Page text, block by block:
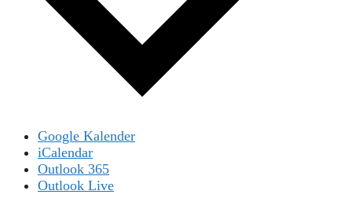
Google Kalender
iCalendar
Outlook 365
Outlook Live